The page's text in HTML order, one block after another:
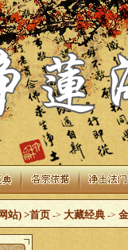
站)>首页 -> 大藏经典 ->